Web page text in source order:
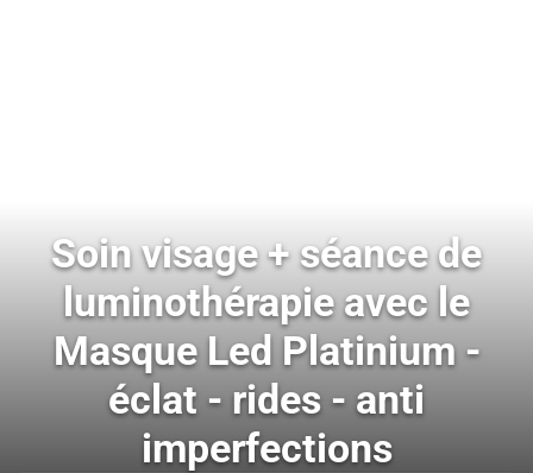
Soin visage + séance de
luminothérapie avec le
Masque Led Platinium -
éclat - rides - anti
imperfections